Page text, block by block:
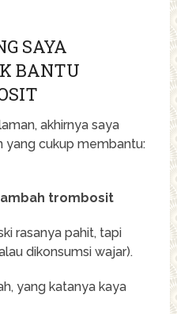
SAYA
BANTU
akhirnya saya
yang cukup membantu:
trombosit
rasanya pahit, tapi
dikonsumsi wajar).
yang katanya kaya